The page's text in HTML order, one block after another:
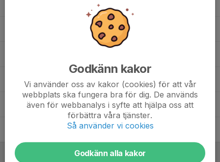
76. Simon Andersson
81. Hilmer Gustafsson
91. Filip Hedkvist
97. Theo Lingvall
99. Erik Lindberg
Ledare
Godkänn kakor
Vi använder oss av kakor (cookies) för att vår
webbplats ska fungera bra för dig. De används
även för webbanalys i syfte att hjälpa oss att
förbättra våra tjänster.
Så använder vi cookies
Godkänn alla kakor